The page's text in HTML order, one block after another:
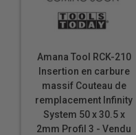
Amana Tool RCK-210
Insertion en carbure
massif Couteau de
remplacement Infinity
System 50 x 30.5 x
2mm Profil 3 - Vendu